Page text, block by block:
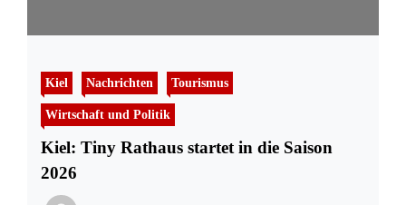
Kiel Nachrichten Tourismus
Wirtschaft und Politik
Kiel: Tiny Rathaus startet in die Saison
2026